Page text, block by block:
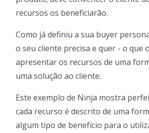
recursos os beneficiarão.
Como já definiu a sua buyer
o seu cliente precisa e quer - o que
apresentar os recursos de uma
uma solução ao cliente.
Este exemplo de Ninja mostra
cada recurso é descrito de uma
algum tipo de benefício para o